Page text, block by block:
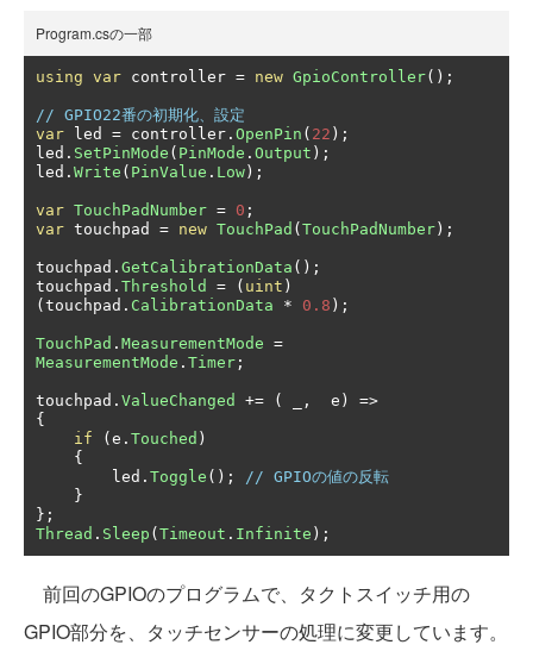
Program.csの一部
using var controller = new GpioController();
// GPIO22番の初期化、設定
var led = controller . OpenPin ( 22 );
led . SetPinMode ( PinMode . Output );
led . Write ( PinValue . Low );
var TouchPadNumber = 0 ;
var touchpad = new TouchPad ( TouchPadNumber );
touchpad . GetCalibrationData ();
touchpad . Threshold = ( uint )
( touchpad . CalibrationData * 0.8 );
TouchPad . MeasurementMode =
MeasurementMode . Timer ;
touchpad . ValueChanged += ( ,
  e
)
=>
{
if
( e . Touched )
{
        led
. Toggle ();
// GPIOの値の反転
}
};
Thread . Sleep ( Timeout . Infinite );
前回のGPIOのプログラムで、タクトスイッチ用の
GPIO部分を、タッチセンサーの処理に変更しています。